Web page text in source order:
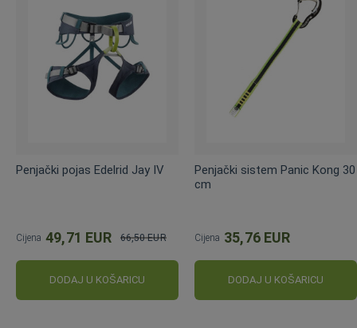
Penjački pojas Edelrid Jay IV
Cijena 49,71 EUR
cijena
66,50 EUR
DODAJ U KOŠARICU
Penjački sistem Panic Kong 30
cm
Cijena 35,76 EUR
DODAJ U KOŠARICU